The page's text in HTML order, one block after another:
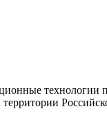
технологии
территории